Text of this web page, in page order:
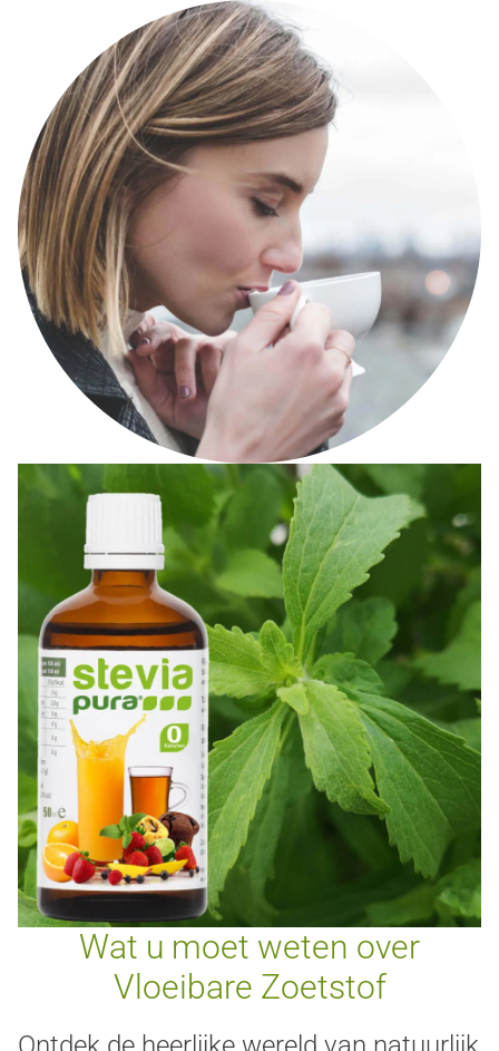
Wat u moet weten over
Vloeibare Zoetstof